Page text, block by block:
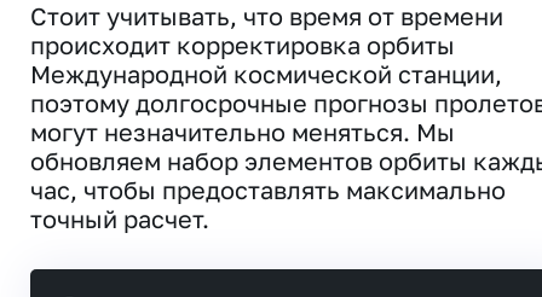
Стоит учитывать, что время от времени
происходит корректировка орбиты
Международной космической станции,
поэтому долгосрочные прогнозы
могут незначительно меняться. Мы
обновляем набор элементов орбиты
час, чтобы предоставлять максимально
точный расчет.